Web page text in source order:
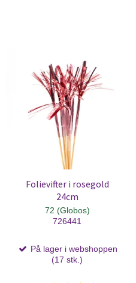
Folievifter i rosegold
24cm
72 (Globos)
726441
På lager i webshoppen
(17 stk.)